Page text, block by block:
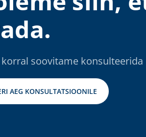
soovitame
AEG KONSULTATSIOONILE